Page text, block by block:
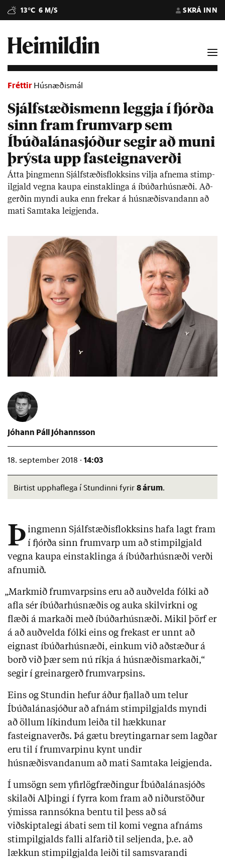
13°C 6 M/S SKRÁ INN
Fréttir Húsnæðismál
Sjálfstæðismenn leggja í fjórða
sinn fram frumvarp sem
Íbúðalánasjóður segir að muni
þrýsta upp fasteignaverði
Átta þing­menn Sjálf­stæð­is­flokks­ins vilja af­nema stimp­
il­gjald vegna kaupa ein­stak­linga á íbúð­ar­hús­næði. Að­
gerð­in myndi auka enn frek­ar á hús­næð­is­vand­ann að
mati Sam­taka leigj­enda.
Jóhann Páll Jóhannsson
18. september 2018 · 14:03
Birtist upphaflega í Stundinni fyrir 8 árum.
Þ ingmenn Sjálfstæðisflokksins hafa lagt fram
í fjórða sinn frumvarp um að stimpilgjald
vegna kaupa einstaklinga á íbúðarhúsnæði verði
afnumið.
„Markmið frumvarpsins eru að auðvelda fólki að
afla sér íbúðarhúsnæðis og auka skilvirkni og
flæði á markaði með íbúðarhúsnæði. Mikil þörf er
á að auðvelda fólki eins og frekast er unnt að
eignast íbúðarhúsnæði, einkum við aðstæður á
borð við þær sem nú ríkja á húsnæðismarkaði,“
segir í greinargerð frumvarpsins.
Eins og Stundin hefur áður fjallað um telur
Íbúðalánasjóður að afnám stimpilgjalds myndi
að öllum líkindum leiða til hækkunar
fasteignaverðs. Þá gætu breytingarnar sem lagðar
eru til í frumvarpinu kynt undir
húsnæðisvandanum að mati Samtaka leigjenda.
Í umsögn sem yfirlögfræðingur Íbúðalánasjóðs
skilaði Alþingi í fyrra kom fram að niðurstöður
ýmissa rannsókna bentu til þess að sá
viðskiptalegi ábati sem til komi vegna afnáms
stimpilgjalds falli alfarið til seljenda, þ.e. að
lækkun stimpilgjalda leiði til samsvarandi